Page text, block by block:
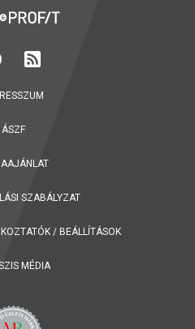
ÁSZF
SZABÁLYZAT
/ BEÁLLÍTÁSOK
MÉDIA